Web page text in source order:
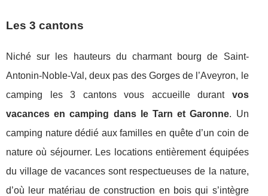
Les 3 cantons
Niché sur les hauteurs du charmant bourg de Saint-
Antonin-Noble-Val, deux pas des Gorges de l’Aveyron, le
camping les 3 cantons vous accueille durant vos
vacances en camping dans le Tarn et Garonne. Un
camping nature dédié aux familles en quête d’un coin de
nature où séjourner. Les locations entièrement équipées
du village de vacances sont respectueuses de la nature,
d’où leur matériau de construction en bois qui s’intègre